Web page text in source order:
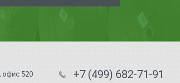
офис 520 +7 (499) 682-71-91